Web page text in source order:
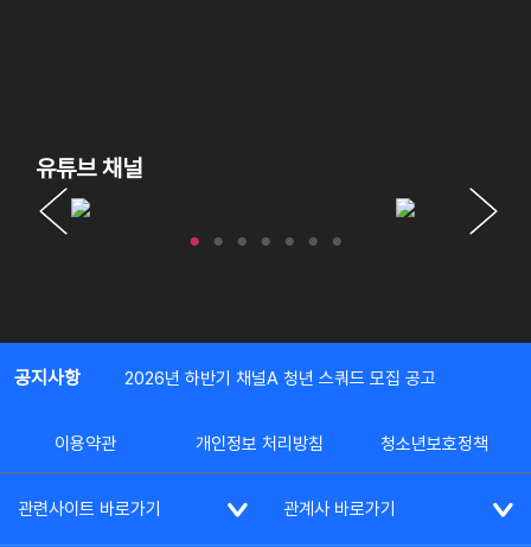
유튜브 채널
공지사항 2026년 하반기 채널A 청년 스쿼드 모집 공고
이용약관 개인정보 처리방침 청소년보호정책
관련사이트 바로가기 관계사 바로가기